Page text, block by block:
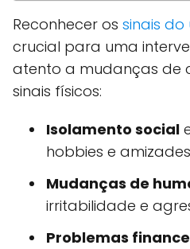
Reconhecer os sinais
crucial para uma
atento a mudanças de
sinais físicos:
Isolamento social
hobbies e
Mudanças de
irritabilidade e
Problemas